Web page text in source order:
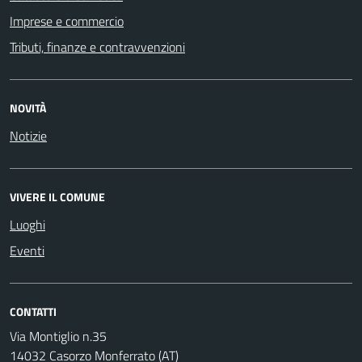
Imprese e commercio
Tributi, finanze e contravvenzioni
NOVITÀ
Notizie
VIVERE IL COMUNE
Luoghi
Eventi
CONTATTI
Via Montiglio n.35
14032 Casorzo Monferrato (AT)